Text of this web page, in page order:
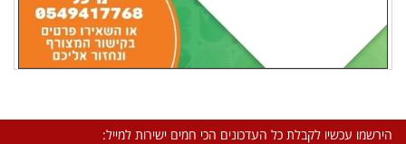
הירשמו עכשיו לקבלת כל העדכונים הכי חמים ישירות למייל: